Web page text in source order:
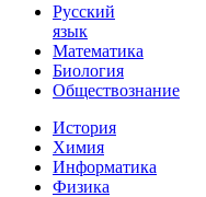
Русский
язык
Математика
Биология
Обществознание
История
Химия
Информатика
Физика